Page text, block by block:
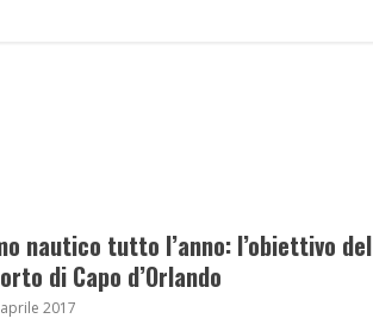
nautico tutto l’anno: l’obiettivo del
di Capo d’Orlando
2017